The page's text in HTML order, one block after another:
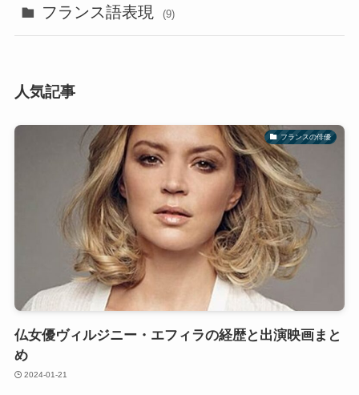
フランス語表現 (9)
人気記事
フランスの俳優
仏女優ヴィルジニー・エフィラの経歴と出演映画まと
め
2024-01-21